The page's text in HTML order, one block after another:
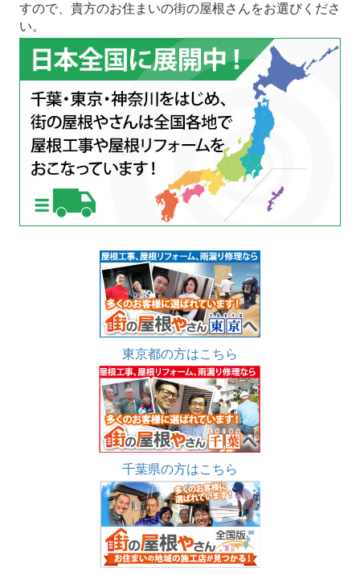
すので、貴方のお住まいの街の屋根さんをお選びくださ
い。
東京都の方はこちら
千葉県の方はこちら